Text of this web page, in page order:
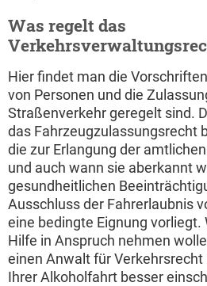
Was regelt das
Hier findet man die
von Personen und die
Straßenverkehr geregelt sind.
das Fahrzeugzulassungsrecht
die zur Erlangung der
und auch wann sie aberkannt
gesundheitlichen
Ausschluss der Fahrerlaubnis
eine bedingte Eignung vorliegt.
Hilfe in Anspruch nehmen
einen Anwalt für Verkehrsrecht
Ihrer Alkoholfahrt besser